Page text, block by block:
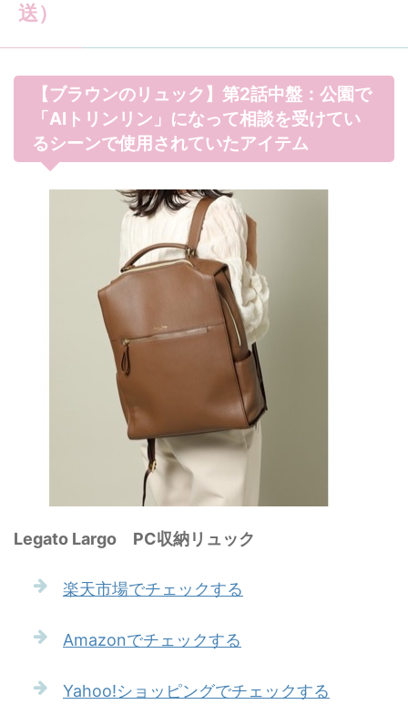
送）
【ブラウンのリュック】第2話中盤：公園で
「AIトリンリン」になって相談を受けてい
るシーンで使用されていたアイテム
Legato Largo PC収納リュック
楽天市場でチェックする
Amazonでチェックする
Yahoo!ショッピングでチェックする